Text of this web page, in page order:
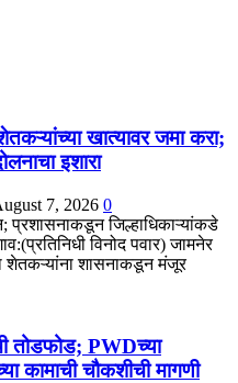
खात्यावर जमा करा;
इशारा
7, 2026 0
प्रशासनाकडून जिल्हाधिकाऱ्यांकडे
विनोद पवार) जामनेर
शेतकऱ्यांना शासनाकडून मंजूर
तोडफोड; PWDच्या
कामाची चौकशीची मागणी